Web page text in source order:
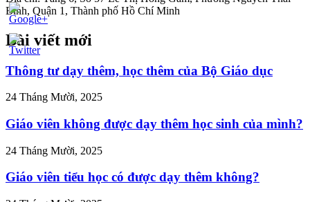
nhai-
Bình, Quận 1, Thành phố Hồ Chí Minh
Bài viết mới
Thông tư dạy thêm, học thêm của Bộ Giáo dục
24 Tháng Mười, 2025
Giáo viên không được dạy thêm học sinh của mình?
24 Tháng Mười, 2025
Giáo viên tiểu học có được dạy thêm không?